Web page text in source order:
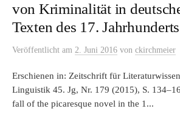
von Kriminalität in
Texten des 17. Jahrhunderts
Veröffentlicht am 2. Juni 2016 von ckirchmeier
Erschienen in: Zeitschrift für
Linguistik 45. Jg, Nr. 179 (2015), S.
fall of the picaresque novel in the 1...